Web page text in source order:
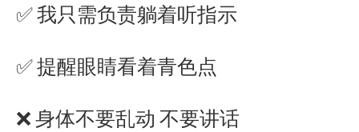
✅ 我只需负责躺着听指示
✅ 提醒眼睛看着青色点
❌ 身体不要乱动 不要讲话